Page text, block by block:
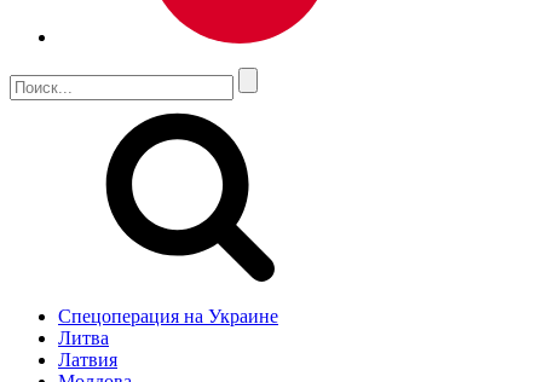
Спецоперация на Украине
Литва
Латвия